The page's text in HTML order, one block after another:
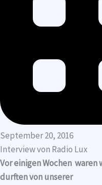
September 20, 2016
Interview von Radio Lux
Vor einigen Wochen waren
durften von unserer